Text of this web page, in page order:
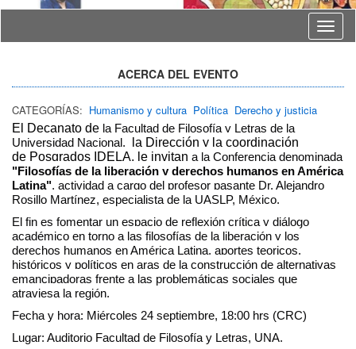
Idioma
ACERCA DEL EVENTO
CATEGORÍAS: Humanismo y cultura Política Derecho y justicia
El Decanato de la Facultad de Filosofía y Letras de la
Universidad Nacional,
la Dirección y la coordinación
de Posgrados IDELA, le invitan a la Conferencia denominada
"Filosofías de la liberación y derechos humanos en América
Latina", actividad a cargo del profesor pasante Dr. Alejandro
Rosillo Martínez, especialista de la UASLP, México.
El fin es fomentar un espacio de reflexión crítica y diálogo
académico en torno a las filosofías de la liberación y los
derechos humanos en América Latina, aportes teoricos,
históricos y políticos en aras de la construcción de alternativas
emancipadoras frente a las problemáticas sociales que
atraviesa la región.
Fecha y hora: Miércoles 24 septiembre, 18:00 hrs (CRC)
Lugar: Auditorio Facultad de Filosofía y Letras, UNA.